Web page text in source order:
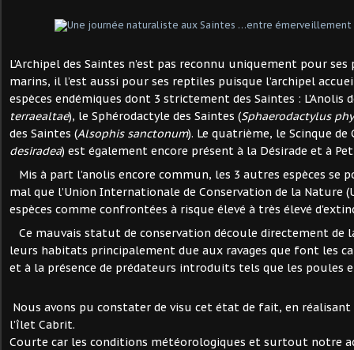
L’Archipel des Saintes n’est pas reconnu uniquement pour
marins, il l’est aussi pour ses reptiles puisque l’archipel
espèces endémiques dont 3 strictement des Saintes : L’Anolis
terraealtae), le Sphérodactyle des Saintes (Sphaerodactylus
des Saintes (Alsophis sanctonum). Le quatrième, le Scinque de
desiradea) est également encore présent à la Désirade et à
Mis à part l’anolis encore commun, les 3 autres espèces se
mal que l’Union Internationale de Conservation de la Nature
espèces comme confrontées à risque élevé à très élevé
Ce mauvais statut de conservation découle directement de
leurs habitats principalement due aux ravages que font les
et à la présence de prédateurs introduits tels que les poules
Nous avons pu constater de visu cet état de fait, en
l’îlet Cabrit.
Courte car les conditions météorologiques et surtout notre